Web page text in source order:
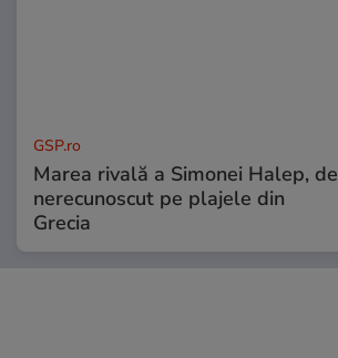
GSP.ro
Marea rivală a Simonei Halep, de
nerecunoscut pe plajele din
Grecia